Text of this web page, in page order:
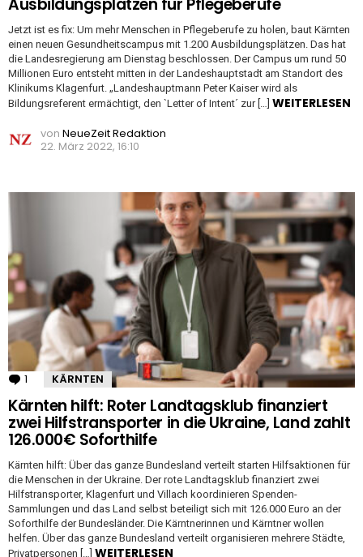
Ausbildungsplätzen für Pflegeberufe
Jetzt ist es fix: Um mehr Menschen in Pflegeberufe zu holen, baut Kärnten
einen neuen Gesundheitscampus mit 1.200 Ausbildungsplätzen. Das hat
die Landesregierung am Dienstag beschlossen. Der Campus um rund 50
Millionen Euro entsteht mitten in der Landeshauptstadt am Standort des
Klinikums Klagenfurt. „Landeshauptmann Peter Kaiser wird als
Bildungsreferent ermächtigt, den `Letter of Intent´ zur […] WEITERLESEN
von NeueZeit Redaktion
22. März 2022, 16:10
1 Kommentar
KÄRNTEN
Kärnten hilft: Roter Landtagsklub finanziert
zwei Hilfstransporter in die Ukraine, Land zahlt
126.000€ Soforthilfe
Kärnten hilft: Über das ganze Bundesland verteilt starten Hilfsaktionen für
die Menschen in der Ukraine. Der rote Landtagsklub finanziert zwei
Hilfstransporter, Klagenfurt und Villach koordinieren Spenden-
Sammlungen und das Land selbst beteiligt sich mit 126.000 Euro an der
Soforthilfe der Bundesländer. Die Kärntnerinnen und Kärntner wollen
helfen. Über das ganze Bundesland verteilt organisieren mehrere Städte,
Privatpersonen […] WEITERLESEN